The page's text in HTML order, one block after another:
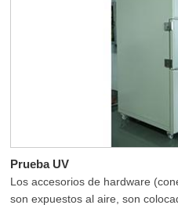
Prueba UV
Los accesorios de hardware
son expuestos al aire, son